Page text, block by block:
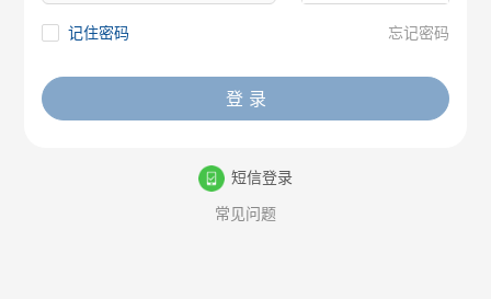
记住密码 忘记密码
登 录
短信登录
常见问题